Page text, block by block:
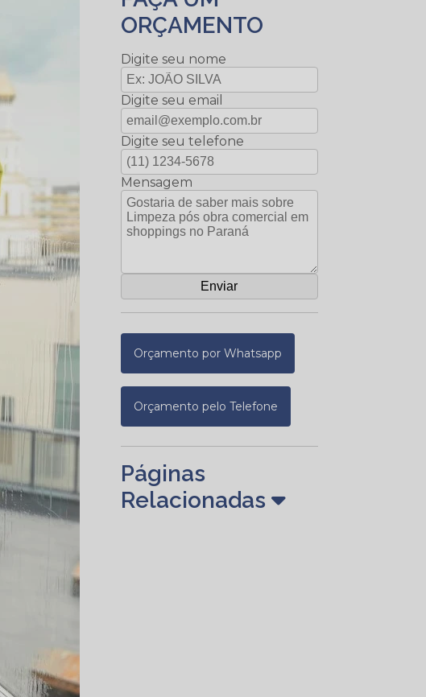
ORÇAMENTO
Digite seu nome
Digite seu email
Digite seu telefone
Mensagem
Orçamento por Whatsapp
Orçamento pelo Telefone
Páginas
Relacionadas